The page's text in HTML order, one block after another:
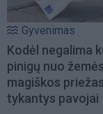
Gyvenimas
Kodėl negalima
pinigų nuo
magiškos
tykantys pavojai